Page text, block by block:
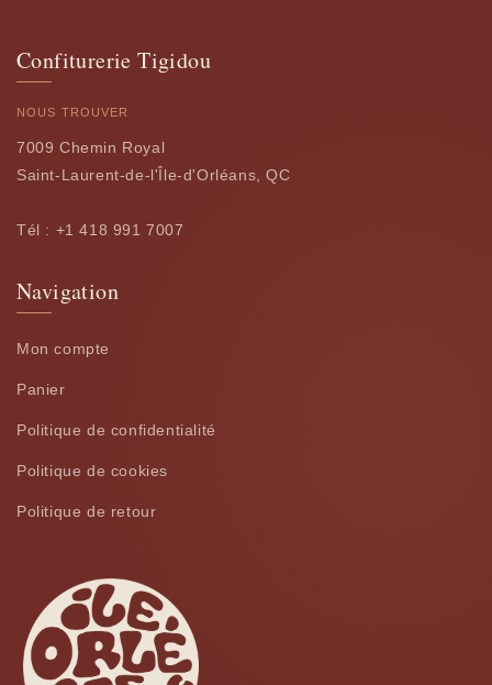
Confiturerie Tigidou
NOUS TROUVER
7009 Chemin Royal
Saint-Laurent-de-l'Île-d'Orléans, QC
Tél : +1 418 991 7007
Navigation
Mon compte
Panier
Politique de confidentialité
Politique de cookies
Politique de retour